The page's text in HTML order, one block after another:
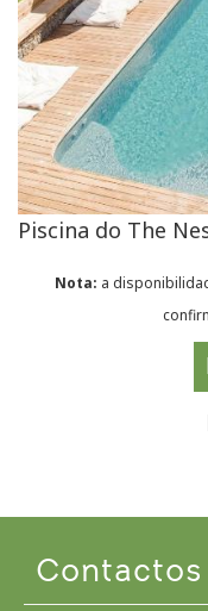
Piscina do The
Nota: a
Contactos